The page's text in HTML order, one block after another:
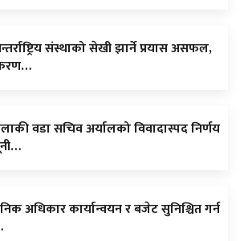
संस्थाको सेखी झार्ने प्रयास असफल,
वडा सचिव अर्यालको विवादास्पद निर्णय
अधिकार कार्यान्वयन र बजेट सुनिश्चित गर्न